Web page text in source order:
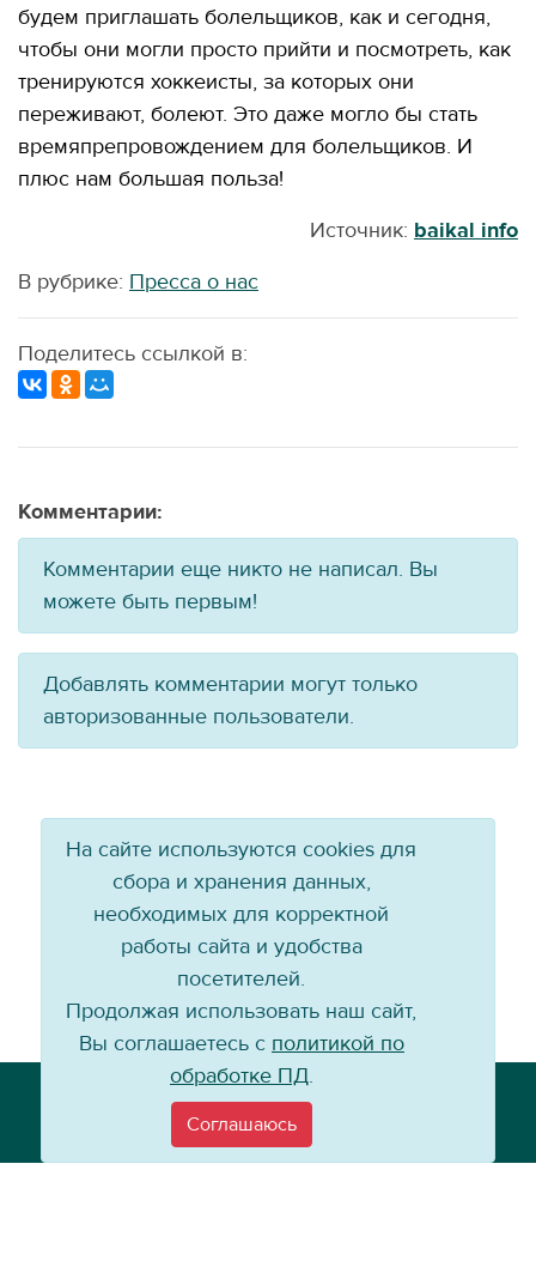
будем приглашать болельщиков, как и сегодня,
чтобы они могли просто прийти и посмотреть, как
тренируются хоккеисты, за которых они
переживают, болеют. Это даже могло бы стать
времяпрепровождением для болельщиков. И
плюс нам большая польза!
Источник: baikal info
В рубрике: Пресса о нас
Поделитесь ссылкой в:
Комментарии:
Комментарии еще никто не написал. Вы
можете быть первым!
Добавлять комментарии могут только
авторизованные пользователи.
Email:info@baikal-energy.ru
На сайте используются cookies для
сбора и хранения данных,
необходимых для корректной
работы сайта и удобства
посетителей.
Продолжая использовать наш сайт,
Вы соглашаетесь с политикой по
обработке ПД.
Соглашаюсь